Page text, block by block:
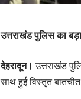
उत्तराखंड पुलिस का
देहरादून। उत्तराखंड
साथ हुई विस्तृत